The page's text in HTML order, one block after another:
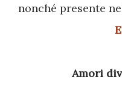
nonché presente
Amori